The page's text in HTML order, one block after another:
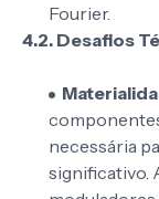
Fourier.
4.2. Desafios
necessária
significativo.